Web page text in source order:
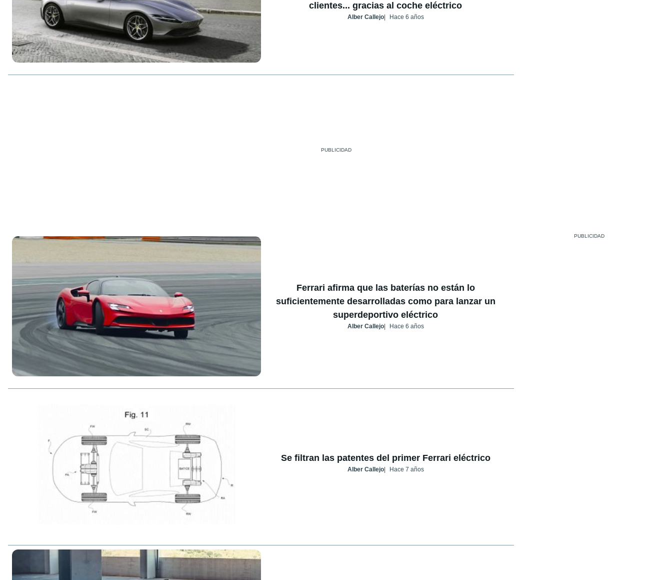
clientes... gracias al coche eléctrico
Alber Callejo Hace 6 años
Ferrari afirma que las baterías no están lo
suficientemente desarrolladas como para lanzar un
superdeportivo eléctrico
Alber Callejo Hace 6 años
Se filtran las patentes del primer Ferrari eléctrico
Alber Callejo Hace 7 años